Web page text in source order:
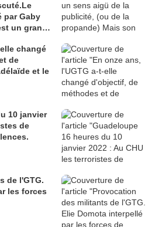
par Gaby
un grand
voudra à
ne séduit
le fluide
changé
de
et le
10 janvier
de
de l'GTG.
les forces